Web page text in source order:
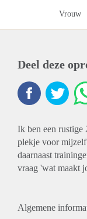
Vrouw
Deel deze
Ik ben een rustige
plekje voor
daarnaast
vraag 'wat maakt
Algemene